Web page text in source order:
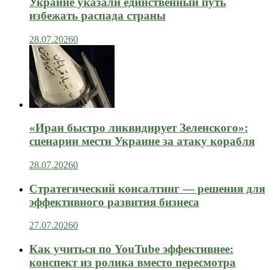
избежать распада страны
28.07.20260
«Иран быстро ликвидирует Зеленского»:
сценарии мести Украине за атаку корабля
28.07.20260
Стратегический консалтинг — решения для
эффективного развития бизнеса
27.07.20260
Как учиться по YouTube эффективнее:
конспект из ролика вместо пересмотра